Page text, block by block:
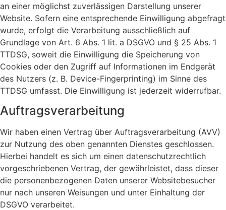
an einer möglichst zuverlässigen Darstellung unserer
Website. Sofern eine entsprechende Einwilligung abgefragt
wurde, erfolgt die Verarbeitung ausschließlich auf
Grundlage von Art. 6 Abs. 1 lit. a DSGVO und § 25 Abs. 1
TTDSG, soweit die Einwilligung die Speicherung von
Cookies oder den Zugriff auf Informationen im Endgerät
des Nutzers (z. B. Device-Fingerprinting) im Sinne des
TTDSG umfasst. Die Einwilligung ist jederzeit widerrufbar.
Auftragsverarbeitung
Wir haben einen Vertrag über Auftragsverarbeitung (AVV)
zur Nutzung des oben genannten Dienstes geschlossen.
Hierbei handelt es sich um einen datenschutzrechtlich
vorgeschriebenen Vertrag, der gewährleistet, dass dieser
die personenbezogenen Daten unserer Websitebesucher
nur nach unseren Weisungen und unter Einhaltung der
DSGVO verarbeitet.